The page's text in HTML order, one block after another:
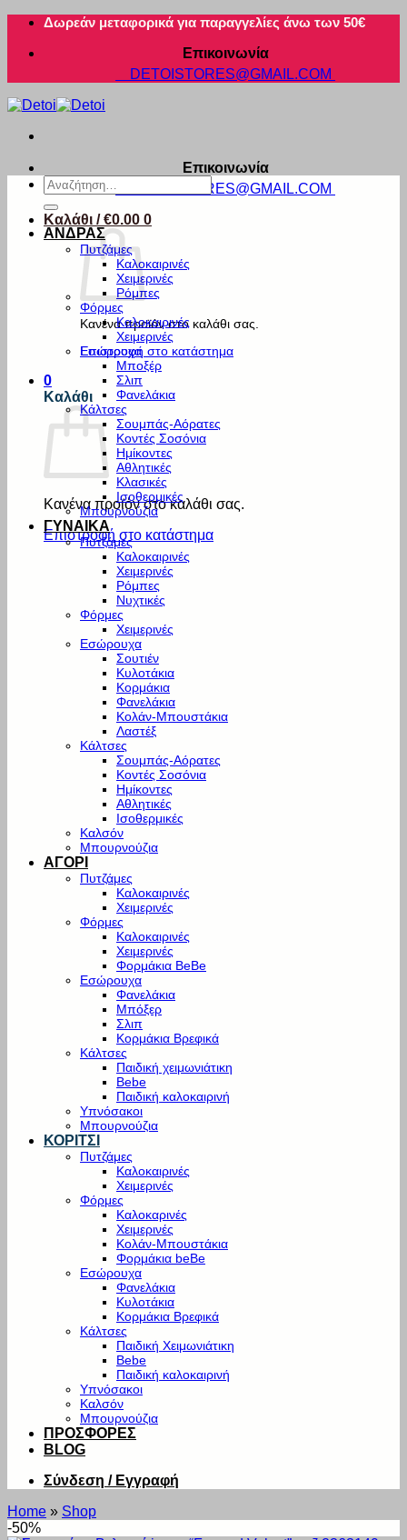
Μετάβαση
περιεχόμενο
Δωρεάν μεταφορικά για παραγγελίες άνω των 50€
Επικοινωνία
DETOISTORES@GMAIL.COM
Επικοινωνία
DETOISTORES@GMAIL.COM
Καλάθι /€0.00 0
Κανένα προϊόν στο καλάθι σας.
Επιστροφή στο κατάστημα
0
Καλάθι
Κανένα προϊόν στο καλάθι σας.
Επιστροφή στο κατάστημα
Αναζήτηση
για:
ΑΝΔΡΑΣ
Πυτζάμες
Καλοκαιρινές
Χειμερινές
Ρόμπες
Φόρμες
Καλοκαιρινές
Χειμερινές
Εσώρουχα
Μποξέρ
Σλιπ
Φανελάκια
Κάλτσες
Σουμπάς-Αόρατες
Κοντές Σοσόνια
Ημίκοντες
Αθλητικές
Κλασικές
Ισοθερμικές
Μπουρνούζια
ΓΥΝΑΙΚΑ
Πυτζάμες
Καλοκαιρινές
Χειμερινές
Ρόμπες
Νυχτικές
Φόρμες
Χειμερινές
Εσώρουχα
Σουτιέν
Κυλοτάκια
Κορμάκια
Φανελάκια
Κολάν-Μπουστάκια
Λαστέξ
Κάλτσες
Σουμπάς-Αόρατες
Κοντές Σοσόνια
Ημίκοντες
Αθλητικές
Ισοθερμικές
Καλσόν
Μπουρνούζια
ΑΓΟΡΙ
Πυτζάμες
Καλοκαιρινές
Χειμερινές
Φόρμες
Καλοκαιρινές
Χειμερινές
Φορμάκια BeBe
Εσώρουχα
Φανελάκια
Μπόξερ
Σλιπ
Κορμάκια Βρεφικά
Κάλτσες
Παιδική χειμωνιάτικη
Bebe
Παιδική καλοκαιρινή
Υπνόσακοι
Μπουρνούζια
ΚΟΡΙΤΣΙ
Πυτζάμες
Καλοκαιρινές
Χειμερινές
Φόρμες
Καλοκαρινές
Χειμερινές
Κολάν-Μπουστάκια
Φορμάκια beBe
Εσώρουχα
Φανελάκια
Κυλοτάκια
Κορμάκια Βρεφικά
Κάλτσες
Παιδική Χειμωνιάτικη
Bebe
Παιδική καλοκαιρινή
Υπνόσακοι
Καλσόν
Μπουρνούζια
ΠΡΟΣΦΟΡΕΣ
BLOG
Σύνδεση / Εγγραφή
Home » Shop
-50%